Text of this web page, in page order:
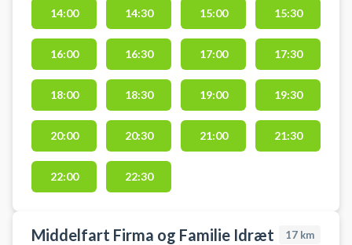
Padels 5 stjernede padelcenter i
Kolding.
14:00 14:30 15:00 15:30
16:00 16:30 17:00 17:30
18:00 18:30 19:00 19:30
20:00 20:30 21:00 21:30
22:00 22:30
Middelfart Firma og Familie Idræt 17 km